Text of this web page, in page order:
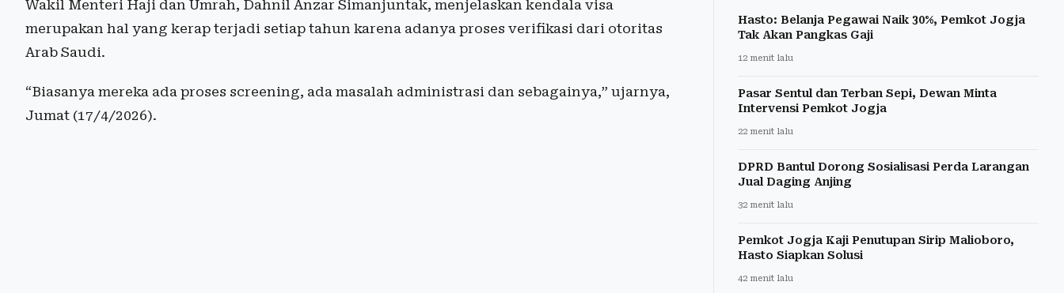
Wakil Menteri Haji dan Umrah, Dahnil Anzar Simanjuntak, menjelaskan kendala visa
merupakan hal yang kerap terjadi setiap tahun karena adanya proses verifikasi dari otoritas
Arab Saudi.
“Biasanya mereka ada proses screening, ada masalah administrasi dan sebagainya,” ujarnya,
Jumat (17/4/2026).
Hasto: Belanja Pegawai Naik 30%, Pemkot Jogja
Tak Akan Pangkas Gaji
12 menit lalu
Pasar Sentul dan Terban Sepi, Dewan Minta
Intervensi Pemkot Jogja
22 menit lalu
DPRD Bantul Dorong Sosialisasi Perda Larangan
Jual Daging Anjing
32 menit lalu
Pemkot Jogja Kaji Penutupan Sirip Malioboro,
Hasto Siapkan Solusi
42 menit lalu